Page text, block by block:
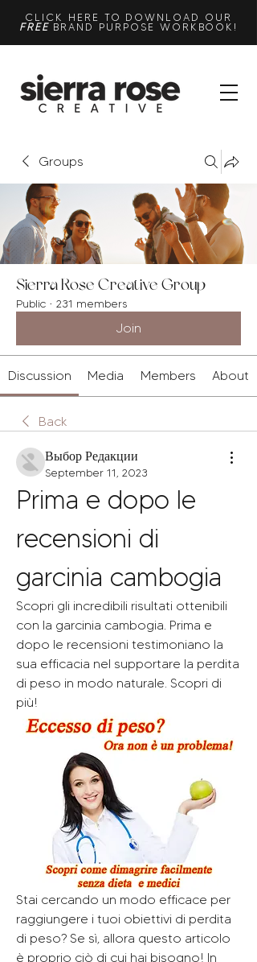
CLICK HERE TO DOWNLOAD OUR
FREEBRAND PURPOSE WORKBOOK!
Groups
Sierra Rose Creative Group
Public · 231 members
Join
Discussion Media Members About
Back
Выбор Редакции
September 11, 2023
Prima e dopo le
recensioni di
garcinia cambogia
Scopri gli incredibili risultati ottenibili
con la garcinia cambogia. Prima e
dopo le recensioni testimoniano la
sua efficacia nel supportare la perdita
di peso in modo naturale. Scopri di
più!
Stai cercando un modo efficace per
raggiungere i tuoi obiettivi di perdita
di peso? Se sì, allora questo articolo
è proprio ciò di cui hai bisogno! In